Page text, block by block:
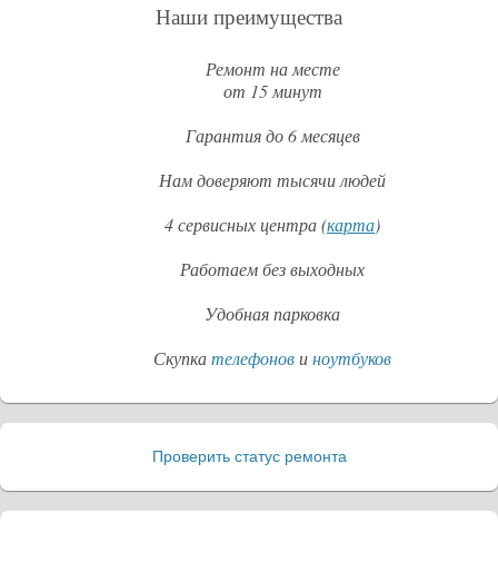
Наши преимущества
Ремонт на месте
от 15 минут
Гарантия до 6 месяцев
Нам доверяют тысячи людей
4 сервисных центра (карта)
Работаем без выходных
Удобная парковка
Скупкателефоновиноутбуков
Проверить статус ремонта